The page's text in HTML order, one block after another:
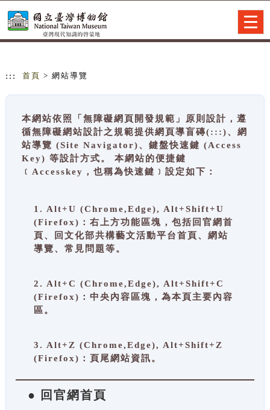
::: 首頁 > 網站導覽
本網站依照「無障礙網頁開發規範」原則設計，遵
循無障礙網站設計之規範提供網頁導盲磚(:::)、網
站導覽 (Site Navigator)、鍵盤快速鍵 (Access
Key) 等設計方式。 本網站的便捷鍵
﹝Accesskey，也稱為快速鍵﹞設定如下：
1. Alt+U (Chrome,Edge), Alt+Shift+U
(Firefox)：右上方功能區塊，包括回官網首
頁、回文化部共構藝文活動平台首頁、網站
導覽、常見問題等。
2. Alt+C (Chrome,Edge), Alt+Shift+C
(Firefox)：中央內容區塊，為本頁主要內容
區。
3. Alt+Z (Chrome,Edge), Alt+Shift+Z
(Firefox)：頁尾網站資訊。
● 回官網首頁